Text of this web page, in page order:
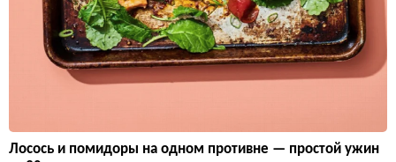
Лосось и помидоры на одном противне — простой ужин